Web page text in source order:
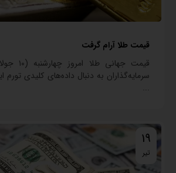
قیمت طلا آرام گرفت
قیمت
سرمایه‌گذاران به دنبال داده‌های کلیدی تورم
...
19
تیر